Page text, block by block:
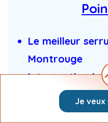
Le meilleur
Montrouge
Intervention
Serrurier au
Rapide : 1
Je